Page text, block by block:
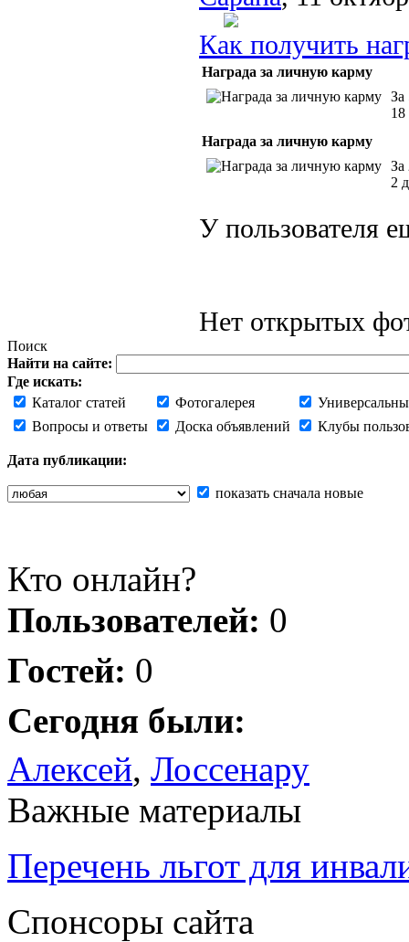
Как получить
Награда за личную карму
За
Награда за личную карму
За
2
У пользователя
Нет открытых
Поиск
Найти на сайте:
Где искать:
Каталог статей
Фотогалерея
Вопросы и ответы
Доска объявлений Клубы
Дата публикации:
показать сначала новые
Кто онлайн?
Пользователей: 0
Гостей: 0
Сегодня были:
Алексей, Лоссенару
Важные материалы
Перечень льгот для
Спонсоры сайта